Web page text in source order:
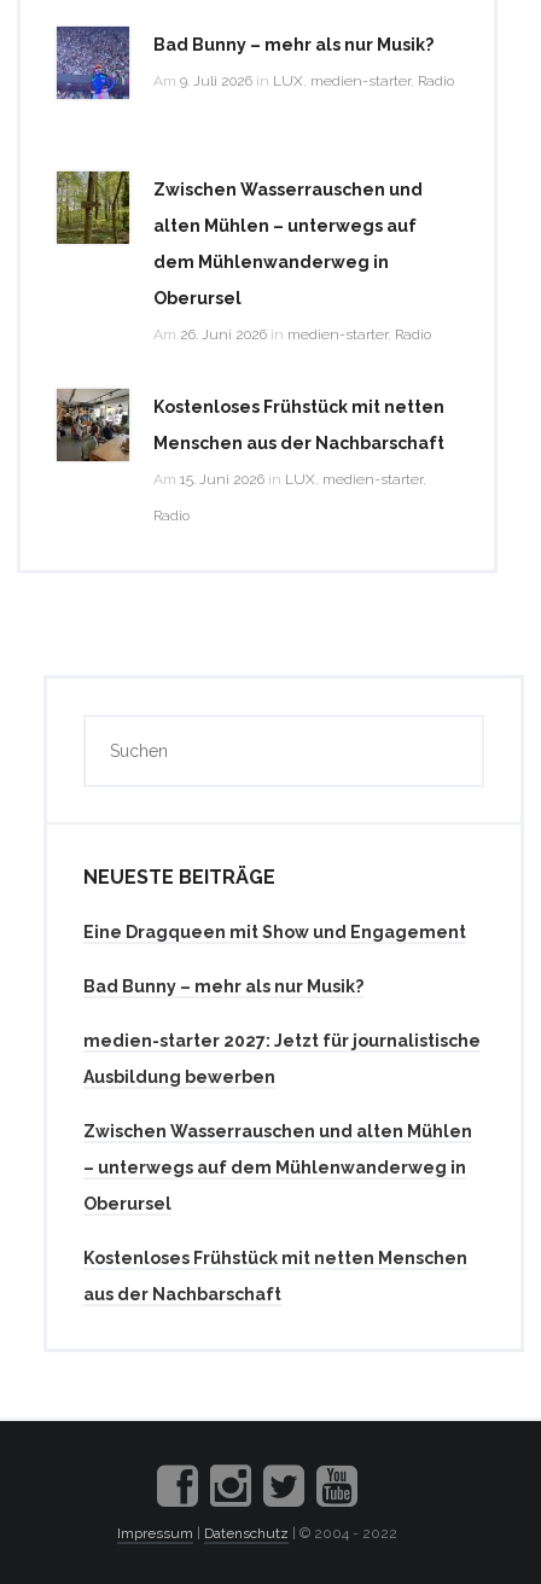
Bad Bunny – mehr als nur Musik?
Am 9. Juli 2026 in LUX, medien-starter, Radio
Zwischen Wasserrauschen und
alten Mühlen – unterwegs auf
dem Mühlenwanderweg in
Oberursel
Am 26. Juni 2026 in medien-starter, Radio
Kostenloses Frühstück mit netten
Menschen aus der Nachbarschaft
Am 15. Juni 2026 in LUX, medien-starter,
Radio
NEUESTE BEITRÄGE
Eine Dragqueen mit Show und Engagement
Bad Bunny – mehr als nur Musik?
medien-starter 2027: Jetzt für journalistische
Ausbildung bewerben
Zwischen Wasserrauschen und alten Mühlen
– unterwegs auf dem Mühlenwanderweg in
Oberursel
Kostenloses Frühstück mit netten Menschen
aus der Nachbarschaft
Impressum Datenschutz | © 2004 - 2022